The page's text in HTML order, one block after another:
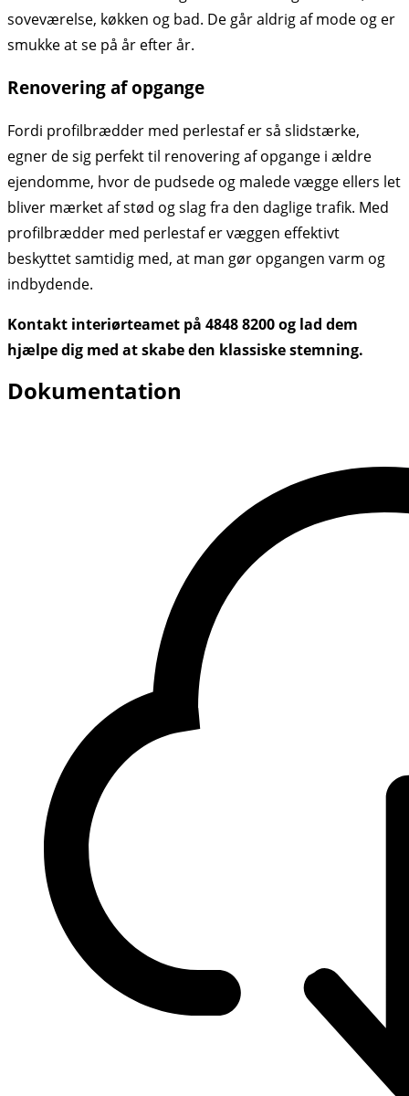
soveværelse, køkken og bad. De går aldrig af mode og er
smukke at se på år efter år.
Renovering af opgange
Fordi profilbrædder med perlestaf er så slidstærke,
egner de sig perfekt til renovering af opgange i ældre
ejendomme, hvor de pudsede og malede vægge ellers let
bliver mærket af stød og slag fra den daglige trafik. Med
profilbrædder med perlestaf er væggen effektivt
beskyttet samtidig med, at man gør opgangen varm og
indbydende.
Kontakt interiørteamet på 4848 8200 og lad dem
hjælpe dig med at skabe den klassiske stemning.
Dokumentation